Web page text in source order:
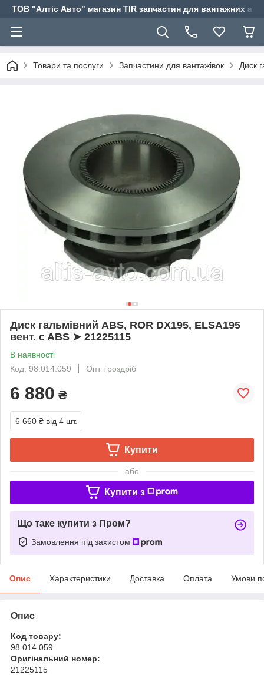
ТОВ "Алтіс Авто" магазин TIR запчастин для вантажних
Товари та послуги Запчастини для вантажівок Диск
Диск гальмівний ABS, ROR DX195, ELSA195
вент. c ABS ➤ 21225115
В наявності
Код: 98.014.059
Опт і роздріб
6 880 ₴
6 660 ₴ від 4 шт.
Купити
або
Купити з
Що таке купити з Пром?
Замовлення під захистом
Опис Характеристики Доставка Оплата Умови
Опис
Код товару:
98.014.059
Оригінальний номер:
21225115